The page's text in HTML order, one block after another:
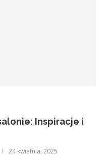
Inspiracje i
24 kwietnia, 2025